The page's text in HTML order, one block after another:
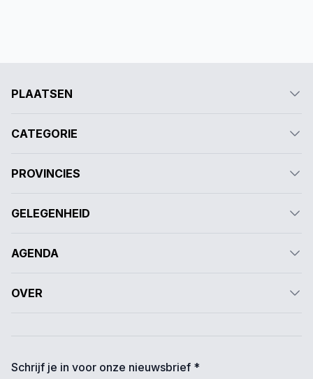
PLAATSEN
CATEGORIE
PROVINCIES
GELEGENHEID
AGENDA
OVER
Schrijf je in voor onze nieuwsbrief *